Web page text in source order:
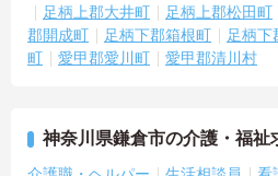
足柄上郡大井町
足柄上郡松田町
郡開成町
足柄下郡箱根町 足柄下
町
愛甲郡愛川町 愛甲郡清川村
神奈川県鎌倉市の介護・福祉